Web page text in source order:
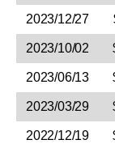
2023/12/27
2023/10/02
2023/06/13
2023/03/29
2022/12/19